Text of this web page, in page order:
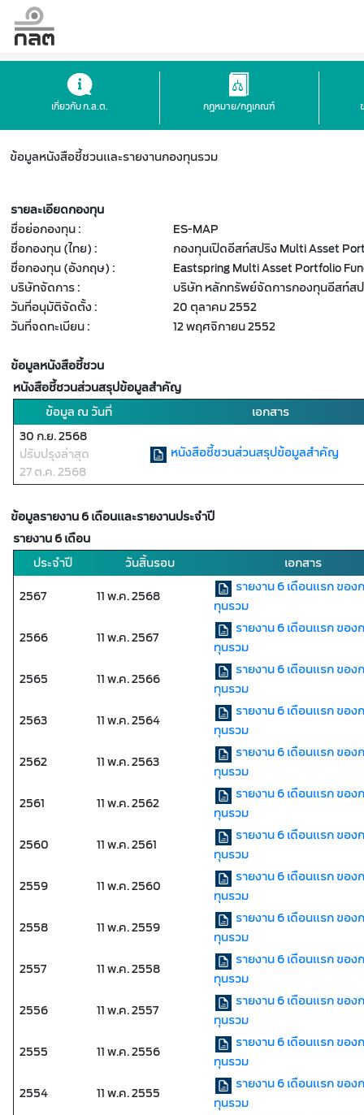
เกี่ยวกับ ก.ล.ต. กฎหมาย/กฎเกณฑ์
ข้อมูลหนังสือชี้ชวนและรายงานกองทุนรวม
รายละเอียดกองทุน
ชื่อย่อกองทุน :
ES-MAP
ชื่อกองทุน (ไทย) :
กองทุนเปิดอีสท์สปริง Multi Asset
ชื่อกองทุน (อังกฤษ) :
Eastspring Multi Asset Portfolio
บริษัทจัดการ :
บริษัท หลักทรัพย์จัดการกองทุนอีสท์สป
วันที่อนุมัติจัดตั้ง :
20 ตุลาคม 2552
วันที่จดทะเบียน :
12 พฤศจิกายน 2552
ข้อมูลหนังสือชี้ชวน
หนังสือชี้ชวนส่วนสรุปข้อมูลสำคัญ
ข้อมูล ณ วันที่
เอกสาร
30 ก.ย. 2568
ปรับปรุงล่าสุด
27 ต.ค. 2568
หนังสือชี้ชวนส่วนสรุปข้อมูลสำคัญ
ข้อมูลรายงาน 6 เดือนและรายงานประจำปี
รายงาน 6 เดือน
ประจำปี
วันสิ้นรอบ
เอกสาร
2567
11 พ.ค. 2568
รายงาน 6 เดือนแรก ของ
ทุนรวม
2566
11 พ.ค. 2567
รายงาน 6 เดือนแรก ของ
ทุนรวม
2565
11 พ.ค. 2566
รายงาน 6 เดือนแรก ของ
ทุนรวม
2563
11 พ.ค. 2564
รายงาน 6 เดือนแรก ของ
ทุนรวม
2562
11 พ.ค. 2563
รายงาน 6 เดือนแรก ของ
ทุนรวม
2561
11 พ.ค. 2562
รายงาน 6 เดือนแรก ของ
ทุนรวม
2560
11 พ.ค. 2561
รายงาน 6 เดือนแรก ของ
ทุนรวม
2559
11 พ.ค. 2560
รายงาน 6 เดือนแรก ของ
ทุนรวม
2558
11 พ.ค. 2559
รายงาน 6 เดือนแรก ของ
ทุนรวม
2557
11 พ.ค. 2558
รายงาน 6 เดือนแรก ของ
ทุนรวม
2556
11 พ.ค. 2557
รายงาน 6 เดือนแรก ของ
ทุนรวม
2555
11 พ.ค. 2556
รายงาน 6 เดือนแรก ของ
ทุนรวม
2554
11 พ.ค. 2555
รายงาน 6 เดือนแรก ของ
ทุนรวม